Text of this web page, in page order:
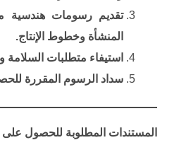
​تقديم رسومات هندسية
المنشأة وخطوط الإنتاج.
​استيفاء متطلبات السلامة
​سداد الرسوم المقررة
المستندات المطلوبة للحصول